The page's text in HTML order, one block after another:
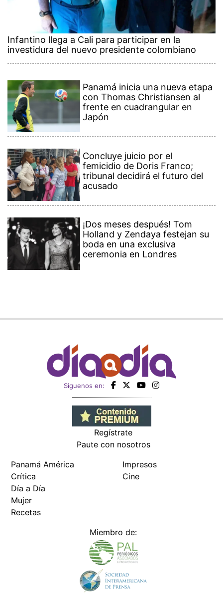
Infantino llega a Cali para participar en la
investidura del nuevo presidente colombiano
Panamá inicia una nueva etapa
con Thomas Christiansen al
frente en cuadrangular en
Japón
Concluye juicio por el
femicidio de Doris Franco;
tribunal decidirá el futuro del
acusado
¡Dos meses después! Tom
Holland y Zendaya festejan su
boda en una exclusiva
ceremonia en Londres
Siguenos en:
Regístrate
Paute con nosotros
Panamá América
Crítica
Día a Día
Mujer
Recetas
Impresos
Cine
Miembro de: